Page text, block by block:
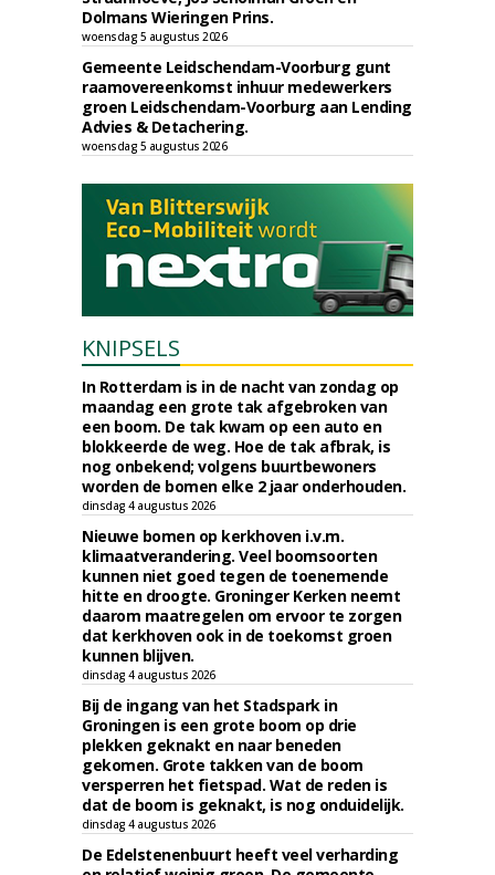
Dolmans Wieringen Prins.
woensdag 5 augustus 2026
Gemeente Leidschendam-Voorburg gunt
raamovereenkomst inhuur medewerkers
groen Leidschendam-Voorburg aan Lending
Advies & Detachering.
woensdag 5 augustus 2026
KNIPSELS
In Rotterdam is in de nacht van zondag op
maandag een grote tak afgebroken van
een boom. De tak kwam op een auto en
blokkeerde de weg. Hoe de tak afbrak, is
nog onbekend; volgens buurtbewoners
worden de bomen elke 2 jaar onderhouden.
dinsdag 4 augustus 2026
Nieuwe bomen op kerkhoven i.v.m.
klimaatverandering. Veel boomsoorten
kunnen niet goed tegen de toenemende
hitte en droogte. Groninger Kerken neemt
daarom maatregelen om ervoor te zorgen
dat kerkhoven ook in de toekomst groen
kunnen blijven.
dinsdag 4 augustus 2026
Bij de ingang van het Stadspark in
Groningen is een grote boom op drie
plekken geknakt en naar beneden
gekomen. Grote takken van de boom
versperren het fietspad. Wat de reden is
dat de boom is geknakt, is nog onduidelijk.
dinsdag 4 augustus 2026
De Edelstenenbuurt heeft veel verharding